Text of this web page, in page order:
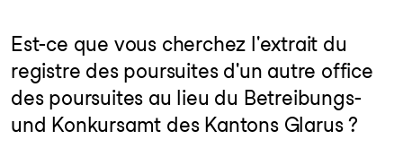
Est-ce que vous cherchez l'extrait du
registre des poursuites d'un autre office
des poursuites au lieu du Betreibungs-
und Konkursamt des Kantons Glarus ?